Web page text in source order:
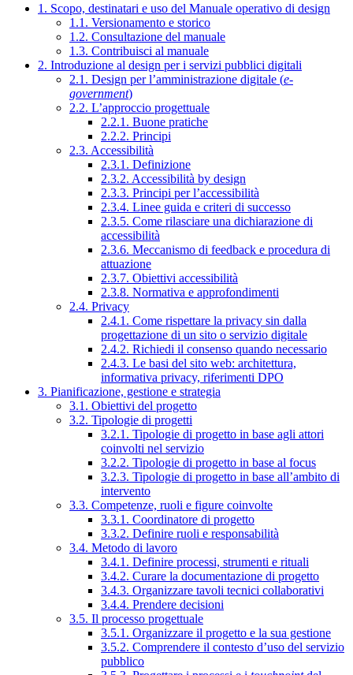
1. Scopo, destinatari e uso del Manuale operativo di design
1.1. Versionamento e storico
1.2. Consultazione del manuale
1.3. Contribuisci al manuale
2. Introduzione al design per i servizi pubblici digitali
2.1. Design per l’amministrazione digitale (e-
government)
2.2. L’approccio progettuale
2.2.1. Buone pratiche
2.2.2. Principi
2.3. Accessibilità
2.3.1. Definizione
2.3.2. Accessibilità by design
2.3.3. Principi per l’accessibilità
2.3.4. Linee guida e criteri di successo
2.3.5. Come rilasciare una dichiarazione di
accessibilità
2.3.6. Meccanismo di feedback e procedura di
attuazione
2.3.7. Obiettivi accessibilità
2.3.8. Normativa e approfondimenti
2.4. Privacy
2.4.1. Come rispettare la privacy sin dalla
progettazione di un sito o servizio digitale
2.4.2. Richiedi il consenso quando necessario
2.4.3. Le basi del sito web: architettura,
informativa privacy, riferimenti DPO
3. Pianificazione, gestione e strategia
3.1. Obiettivi del progetto
3.2. Tipologie di progetti
3.2.1. Tipologie di progetto in base agli attori
coinvolti nel servizio
3.2.2. Tipologie di progetto in base al focus
3.2.3. Tipologie di progetto in base all’ambito di
intervento
3.3. Competenze, ruoli e figure coinvolte
3.3.1. Coordinatore di progetto
3.3.2. Definire ruoli e responsabilità
3.4. Metodo di lavoro
3.4.1. Definire processi, strumenti e rituali
3.4.2. Curare la documentazione di progetto
3.4.3. Organizzare tavoli tecnici collaborativi
3.4.4. Prendere decisioni
3.5. Il processo progettuale
3.5.1. Organizzare il progetto e la sua gestione
3.5.2. Comprendere il contesto d’uso del servizio
pubblico